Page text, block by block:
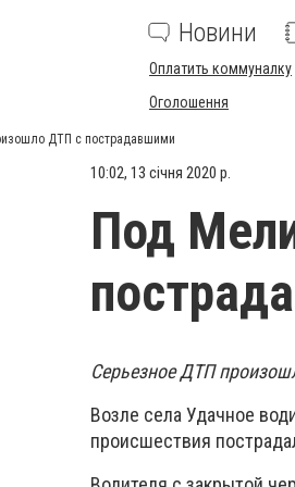
Новини
Оплатить коммуналку
Оголошення
ДТП с пострадавшими
10:02, 13 січня 2020 р.
Под
Серьезное ДТП
Возле села Удачное
происшествия